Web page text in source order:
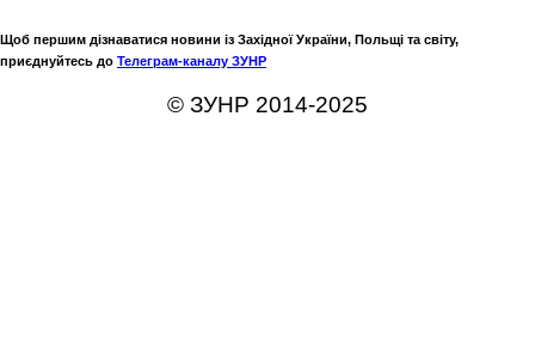
Щоб першим дізнаватися новини із Західної України, Польщі та світу,
приєднуйтесь до Телеграм-каналу ЗУНР
© ЗУНР 2014-2025